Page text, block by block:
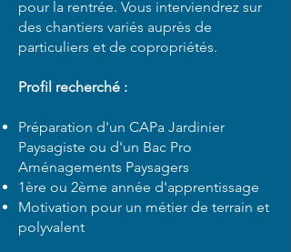
pour la rentrée. Vous interviendrez sur
des chantiers variés auprès de
particuliers et de copropriétés.
Profil recherché :
Préparation d'un CAPa Jardinier
Paysagiste ou d'un Bac Pro
Aménagements Paysagers
1ère ou 2ème année d'apprentissage
Motivation pour un métier de terrain et
polyvalent